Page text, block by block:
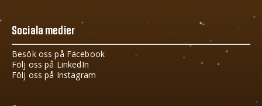
Sociala medier
Besök oss på Facebook
Följ oss på LinkedIn
Följ oss på Instagram